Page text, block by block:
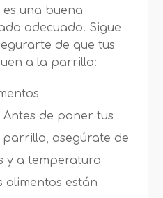
una buena
adecuado. Sigue
de que tus
a la parrilla:
de poner tus
parrilla, asegúrate de
y a temperatura
alimentos están